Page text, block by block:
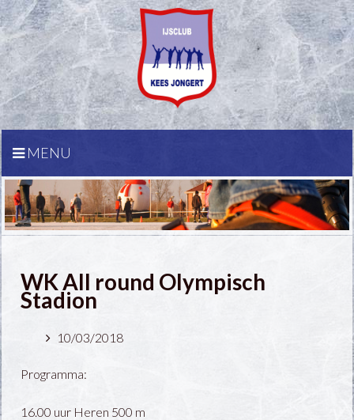
MENU
WK All round Olympisch
Stadion
10/03/2018
Programma:
16.00 uur Heren 500 m